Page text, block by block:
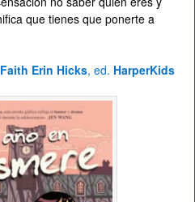
que tienes que ponerte a
Faith Erin Hicks, ed. HarperKids